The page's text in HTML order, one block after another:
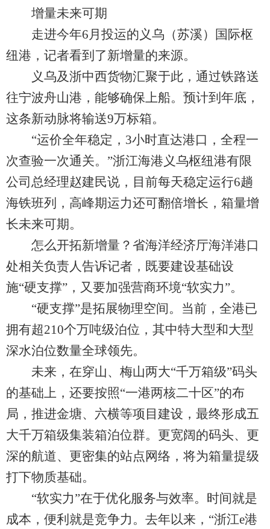
增量未来可期
走进今年6月投运的义乌（苏溪）国际枢
纽港，记者看到了新增量的来源。
义乌及浙中西货物汇聚于此，通过铁路送
往宁波舟山港，能够确保上船。预计到年底，
这条新动脉将输送9万标箱。
“运价全年稳定，3小时直达港口，全程一
次查验一次通关。”浙江海港义乌枢纽港有限
公司总经理赵建民说，目前每天稳定运行6趟
海铁班列，高峰期运力还可翻倍增长，箱量增
长未来可期。
怎么开拓新增量？省海洋经济厅海洋港口
处相关负责人告诉记者，既要建设基础设
施“硬支撑”，又要加强营商环境“软实力”。
“硬支撑”是拓展物理空间。当前，全港已
拥有超210个万吨级泊位，其中特大型和大型
深水泊位数量全球领先。
未来，在穿山、梅山两大“千万箱级”码头
的基础上，还要按照“一港两核二十区”的布
局，推进金塘、六横等项目建设，最终形成五
大千万箱级集装箱泊位群。更宽阔的码头、更
深的航道、更密集的站点网络，将为箱量提级
打下物质基础。
“软实力”在于优化服务与效率。时间就是
成本，便利就是竞争力。去年以来，“浙江e港